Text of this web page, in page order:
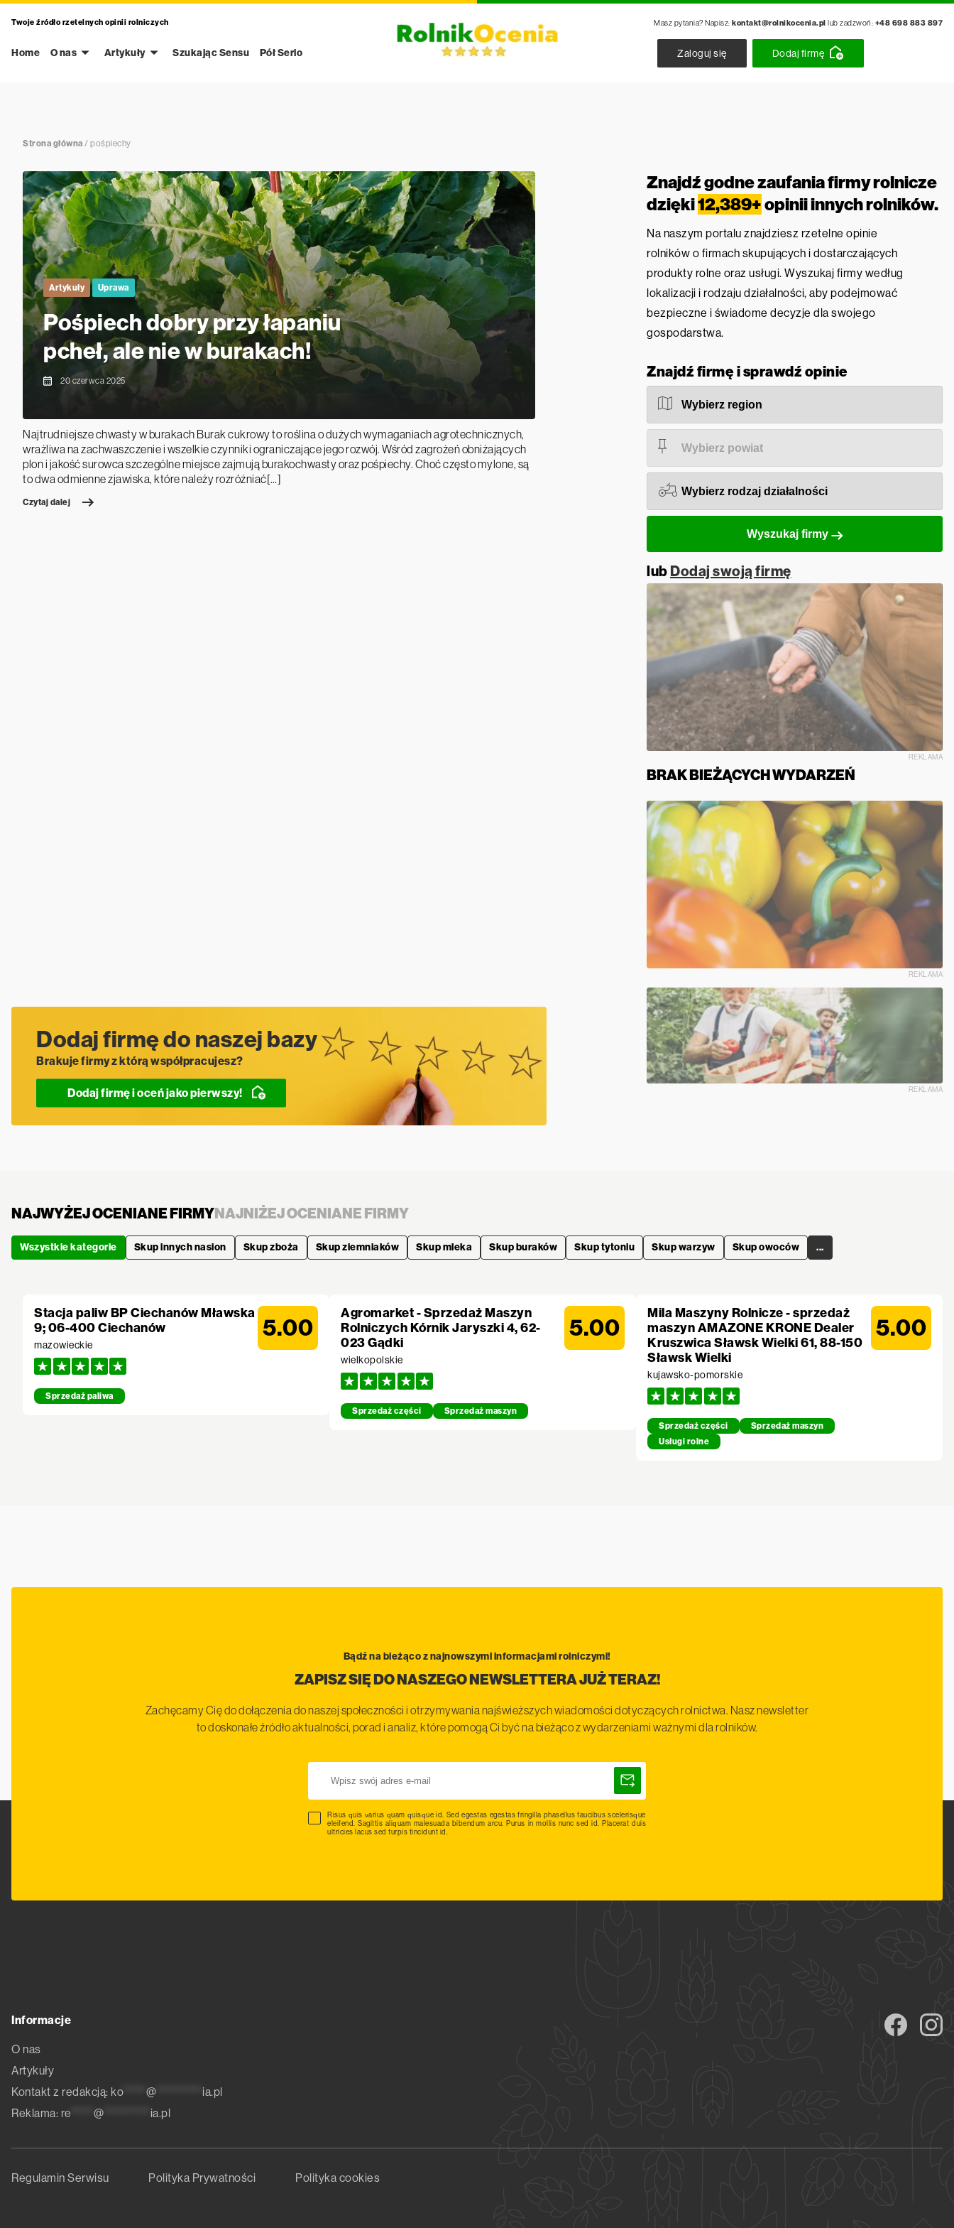
Twoje źródło rzetelnych opinii rolniczych
Home O nas Artykuły Szukając Sensu Pół Serio
Masz pytania? Napisz: kontakt@rolnikocenia.pl lub zadzwoń: +48 698 883 897
Zaloguj się Dodaj firmę
Strona główna / pośpiechy
Artykuły Uprawa
Pośpiech dobry przy łapaniu
pcheł, ale nie w burakach!
20 czerwca 2025
Najtrudniejsze chwasty w burakach Burak cukrowy to roślina o dużych wymaganiach agrotechnicznych,
wrażliwa na zachwaszczenie i wszelkie czynniki ograniczające jego rozwój. Wśród zagrożeń obniżających
plon i jakość surowca szczególne miejsce zajmują burakochwasty oraz pośpiechy. Choć często mylone, są
to dwa odmienne zjawiska, które należy rozróżniać[…]
Czytaj dalej
Znajdź godne zaufania firmy rolnicze
dzięki12,389+opinii innych rolników.
Na naszym portalu znajdziesz rzetelne opinie
rolników o firmach skupujących i dostarczających
produkty rolne oraz usługi. Wyszukaj firmy według
lokalizacji i rodzaju działalności, aby podejmować
bezpieczne i świadome decyzje dla swojego
gospodarstwa.
Znajdź firmę i sprawdź opinie
Wyszukaj firmy
lub Dodaj swoją firmę
REKLAMA
BRAK BIEŻĄCYCH WYDARZEŃ
REKLAMA
Dodaj firmę do naszej bazy
Brakuje firmy z którą współpracujesz?
Dodaj firmę i oceń jako pierwszy! REKLAMA
NAJWYŻEJ OCENIANE FIRMY NAJNIŻEJ OCENIANE FIRMY
Wszystkie kategorie Skup innych nasion Skup zboża Skup ziemniaków Skup mleka Skup buraków Skup tytoniu Skup warzyw Skup owoców ...
Stacja paliw BP Ciechanów Mławska
9; 06-400 Ciechanów
mazowieckie
Sprzedaż paliwa
5.00
Agromarket - Sprzedaż Maszyn
Rolniczych Kórnik Jaryszki 4, 62-
023 Gądki
wielkopolskie
Sprzedaż części Sprzedaż maszyn
5.00
Mila Maszyny Rolnicze - sprzedaż
maszyn AMAZONE KRONE Dealer
Kruszwica Sławsk Wielki 61, 88-150
Sławsk Wielki
kujawsko-pomorskie
Sprzedaż części
Sprzedaż maszyn
Usługi rolne
5.00
Bądź na bieżąco z najnowszymi informacjami rolniczymi!
ZAPISZ SIĘ DO NASZEGO NEWSLETTERA JUŻ TERAZ!
Zachęcamy Cię do dołączenia do naszej społeczności i otrzymywania najświeższych wiadomości dotyczących rolnictwa. Nasz newsletter
to doskonałe źródło aktualności, porad i analiz, które pomogą Ci być na bieżąco z wydarzeniami ważnymi dla rolników.
Risus quis varius quam quisque id. Sed egestas egestas fringilla phasellus faucibus scelerisque
eleifend. Sagittis aliquam malesuada bibendum arcu. Purus in mollis nunc sed id. Placerat duis
ultricies lacus sed turpis tincidunt id.
Informacje
O nas
Artykuły
Kontakt z redakcją: ko***** @
ia.pl
Reklama: re @ ia.pl
Regulamin Serwisu Polityka Prywatności Polityka cookies